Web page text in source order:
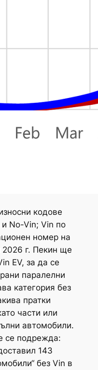
кодове
No-Vin; Vin по
номер на
2026 г. Пекин ще
EV, за да се
паралелни
категория без
пратки
части или
автомобили.
се подрежда:
143
без Vin в